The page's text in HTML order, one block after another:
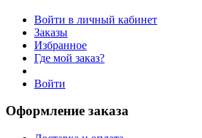
Войти в личный кабинет
Заказы
Избранное
Где мой заказ?
Войти
Оформление заказа